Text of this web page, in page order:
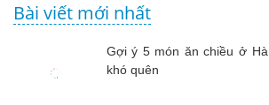
Bài viết mới nhất
Gợi ý 5 món ăn chiều ở
khó quên